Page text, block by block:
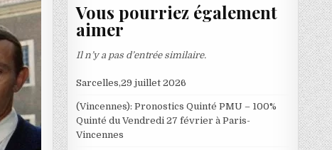
Vous pourriez également
aimer
Il n’y a pas d’entrée similaire.
Sarcelles,29 juillet 2026
(Vincennes): Pronostics Quinté PMU – 100%
Quinté du Vendredi 27 février à Paris-
Vincennes